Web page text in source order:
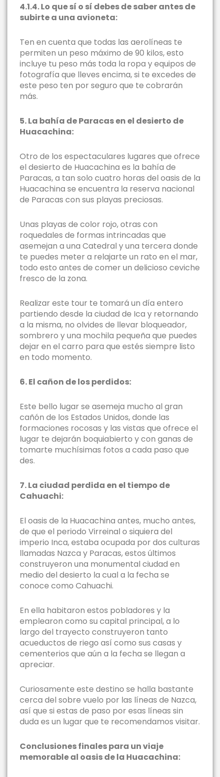
4.1.4. Lo que sí o sí debes de saber antes de
subirte a una avioneta:
Ten en cuenta que todas las aerolíneas te
permiten un peso máximo de 90 kilos, esto
incluye tu peso más toda la ropa y equipos de
fotografía que lleves encima, si te excedes de
este peso ten por seguro que te cobrarán
más.
5. La bahía de Paracas en el desierto de
Huacachina:
Otro de los espectaculares lugares que ofrece
el desierto de Huacachina es la bahía de
Paracas, a tan solo cuatro horas del oasis de la
Huacachina se encuentra la reserva nacional
de Paracas con sus playas preciosas.
Unas playas de color rojo, otras con
roquedales de formas intrincadas que
asemejan a una Catedral y una tercera donde
te puedes meter a relajarte un rato en el mar,
todo esto antes de comer un delicioso ceviche
fresco de la zona.
Realizar este tour te tomará un día entero
partiendo desde la ciudad de Ica y retornando
a la misma, no olvides de llevar bloqueador,
sombrero y una mochila pequeña que puedes
dejar en el carro para que estés siempre listo
en todo momento.
6. El cañon de los perdidos:
Este bello lugar se asemeja mucho al gran
cañón de los Estados Unidos, donde las
formaciones rocosas y las vistas que ofrece el
lugar te dejarán boquiabierto y con ganas de
tomarte muchísimas fotos a cada paso que
des.
7. La ciudad perdida en el tiempo de
Cahuachi:
El oasis de la Huacachina antes, mucho antes,
de que el periodo Virreinal o siquiera del
imperio Inca, estaba ocupada por dos culturas
llamadas Nazca y Paracas, estos últimos
construyeron una monumental ciudad en
medio del desierto la cual a la fecha se
conoce como Cahuachi.
En ella habitaron estos pobladores y la
emplearon como su capital principal, a lo
largo del trayecto construyeron tanto
acueductos de riego así como sus casas y
cementerios que aún a la fecha se llegan a
apreciar.
Curiosamente este destino se halla bastante
cerca del sobre vuelo por las líneas de Nazca,
así que si estas de paso por esas líneas sin
duda es un lugar que te recomendamos visitar.
Conclusiones finales para un viaje
memorable al oasis de la Huacachina: